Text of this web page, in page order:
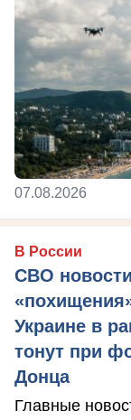
07.08.2026
В России
СВО
Украине в
тонут при
Донца
Главные